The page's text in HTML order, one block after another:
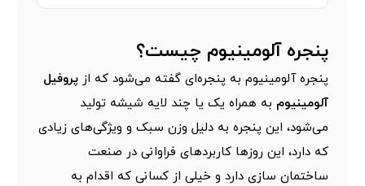
پنجره آلومینیوم چیست؟
پنجره آلومینیوم به پنجره‌ای گفته می‌شود که از پروفیل
آلومینیوم به همراه یک یا چند لایه شیشه تولید
می‌شود، این پنجره به دلیل وزن سبک و ویژگی‌های زیادی
که دارد، این روز‌ها کاربرد‌های فراوانی در صنعت
ساختمان سازی دارد و خیلی از کسانی که اقدام به